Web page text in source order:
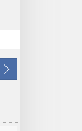
Susunod